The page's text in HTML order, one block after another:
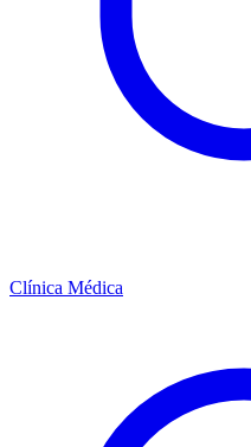
Clínica Médica